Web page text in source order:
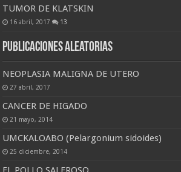
TUMOR DE KLATSKIN
16 abril, 2017 13
Publicaciones Aleatorias
NEOPLASIA MALIGNA DE UTERO
27 abril, 2017
CANCER DE HIGADO
21 mayo, 2014
UMCKALOABO (Pelargonium sidoides)
25 diciembre, 2014